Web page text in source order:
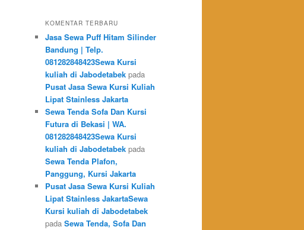
KOMENTAR TERBARU
Jasa Sewa Puff Hitam Silinder
Bandung | Telp.
081282848423Sewa Kursi
kuliah di Jabodetabek pada
Pusat Jasa Sewa Kursi Kuliah
Lipat Stainless Jakarta
Sewa Tenda Sofa Dan Kursi
Futura di Bekasi | WA.
081282848423Sewa Kursi
kuliah di Jabodetabek pada
Sewa Tenda Plafon,
Panggung, Kursi Jakarta
Pusat Jasa Sewa Kursi Kuliah
Lipat Stainless JakartaSewa
Kursi kuliah di Jabodetabek
pada Sewa Tenda, Sofa Dan